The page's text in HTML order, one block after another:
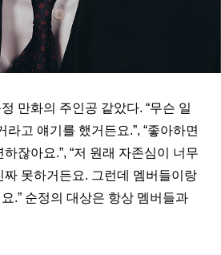
만화의 주인공 같았다. “무슨 일
라고 얘기를 했거든요.”, “좋아하면
잖아요.”, “저 원래 자존심이 너무
짜 못하거든요. 그런데 멤버들이랑
.” 순정의 대상은 항상 멤버들과